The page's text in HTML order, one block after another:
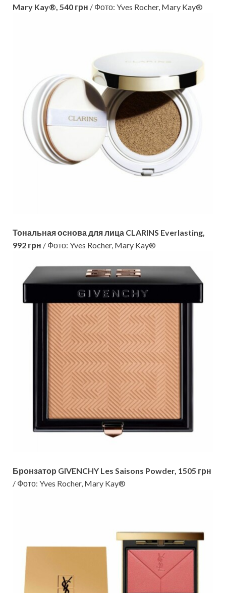
Mary Kay®, 540 грн / Фото: Yves Rocher, Mary Kay®
Тональная основа для лица CLARINS Everlasting,
992 грн / Фото: Yves Rocher, Mary Kay®
Бронзатор GIVENCHY Les Saisons Powder, 1505 грн
/ Фото: Yves Rocher, Mary Kay®